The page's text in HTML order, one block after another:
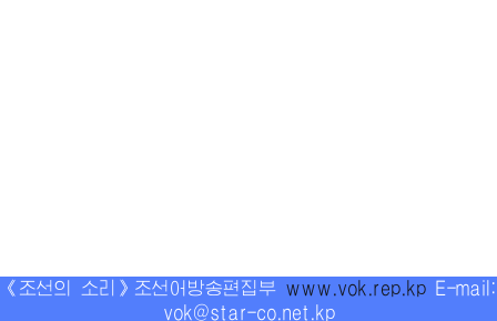
《조선의 소리》조선어방송편집부 www.vok.rep.kp E-mail:
vok@star-co.net.kp